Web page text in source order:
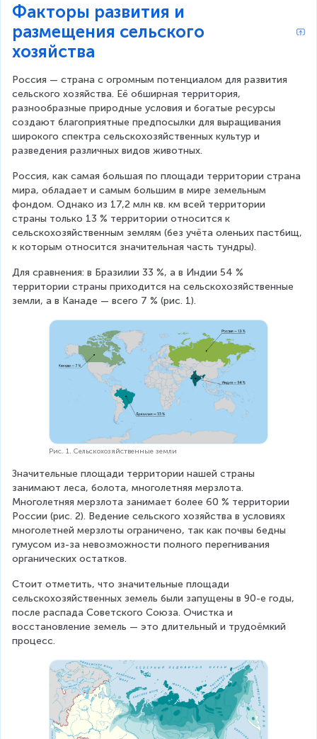
Факторы развития и
размещения сельского
хозяйства
Россия — страна с огромным потенциалом для развития
сельского хозяйства. Её обширная территория,
разнообразные природные условия и богатые ресурсы
создают благоприятные предпосылки для выращивания
широкого спектра сельскохозяйственных культур и
разведения различных видов животных.
Россия, как самая большая по площади территории страна
мира, обладает и самым большим в мире земельным
фондом. Однако из 17,2 млн кв. км всей территории
страны только 13 % территории относится к
сельскохозяйственным землям (без учёта оленьих пастбищ,
к которым относится значительная часть тундры).
Для сравнения: в Бразилии 33 %, а в Индии 54 %
территории страны приходится на сельскохозяйственные
земли, а в Канаде — всего 7 % (рис. 1).
Рис. 1. Сельскохозяйственные земли
Значительные площади территории нашей страны
занимают леса, болота, многолетняя мерзлота.
Многолетняя мерзлота занимает более 60 % территории
России (рис. 2). Ведение сельского хозяйства в условиях
многолетней мерзлоты ограничено, так как почвы бедны
гумусом из-за невозможности полного перегнивания
органических остатков.
Стоит отметить, что значительные площади
сельскохозяйственных земель были запущены в 90-е годы,
после распада Советского Союза. Очистка и
восстановление земель — это длительный и трудоёмкий
процесс.